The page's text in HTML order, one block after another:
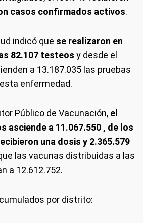
casos confirmados activos.
indicó que se realizaron en
82.107 testeos y desde el
a 13.187.035 las pruebas
enfermedad.
Público de Vacunación, el
asciende a 11.067.550 , de los
una dosis y 2.365.579
las vacunas distribuidas a las
a 12.612.752.
por distrito: